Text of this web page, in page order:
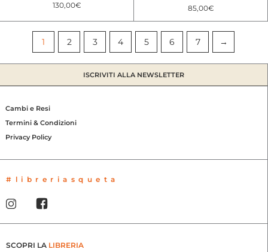
130,00€ 85,00€
1 2 3 4 5 6 7 →
ISCRIVITI ALLA NEWSLETTER
Cambi e Resi
Termini & Condizioni
Privacy Policy
#libreriasqueta
SCOPRI LA LIBRERIA